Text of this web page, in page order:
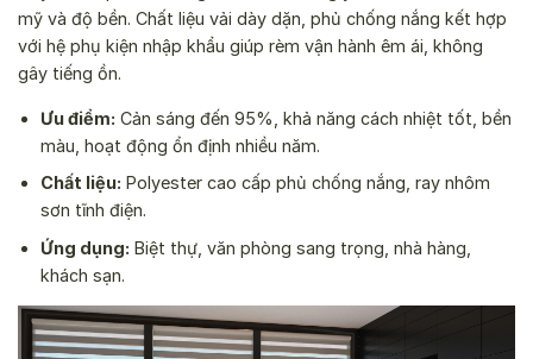
mỹ và độ bền. Chất liệu vải dày dặn, phủ chống nắng kết hợp
với hệ phụ kiện nhập khẩu giúp rèm vận hành êm ái, không
gây tiếng ồn.
Ưu điểm: Cản sáng đến 95%, khả năng cách nhiệt tốt, bền
màu, hoạt động ổn định nhiều năm.
Chất liệu: Polyester cao cấp phủ chống nắng, ray nhôm
sơn tĩnh điện.
Ứng dụng: Biệt thự, văn phòng sang trọng, nhà hàng,
khách sạn.